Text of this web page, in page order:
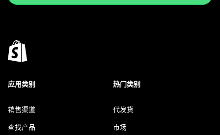
应用类别
销售渠道
查找产品
热门类别
代发货
市场